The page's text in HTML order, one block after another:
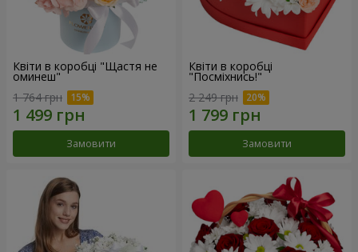
Квіти в коробці "Щастя не
оминеш"
1 764 грн
Замовити
Квіти в коробці
"Посміхнись!"
2 249 грн
Замовити